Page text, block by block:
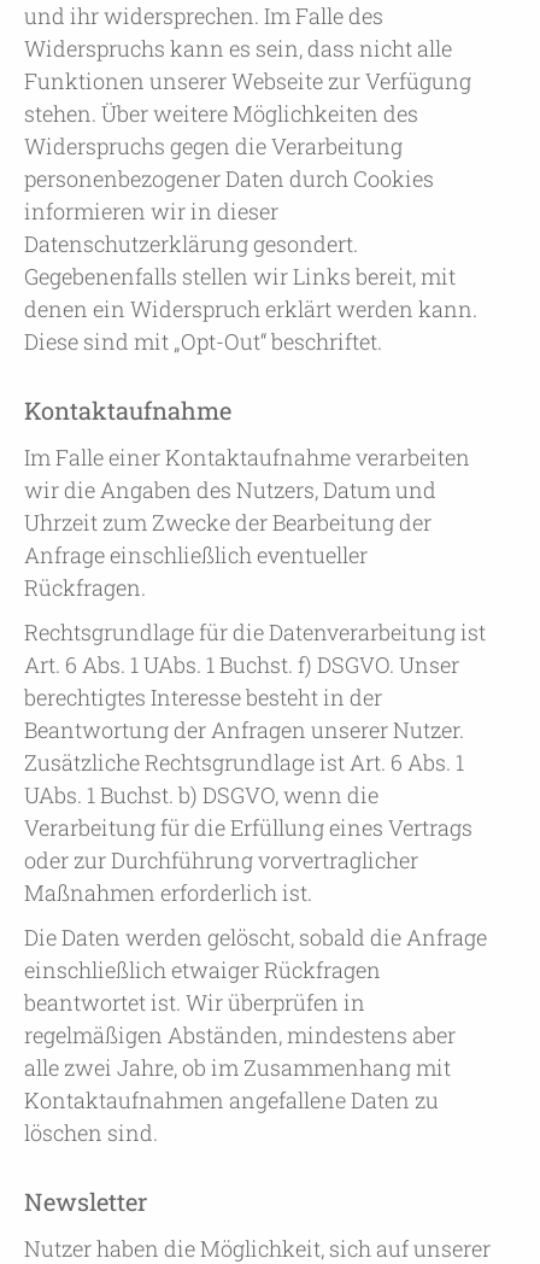
und ihr widersprechen. Im Falle des
Widerspruchs kann es sein, dass nicht alle
Funktionen unserer Webseite zur Verfügung
stehen. Über weitere Möglichkeiten des
Widerspruchs gegen die Verarbeitung
personenbezogener Daten durch Cookies
informieren wir in dieser
Datenschutzerklärung gesondert.
Gegebenenfalls stellen wir Links bereit, mit
denen ein Widerspruch erklärt werden kann.
Diese sind mit „Opt-Out“ beschriftet.
Kontaktaufnahme
Im Falle einer Kontaktaufnahme verarbeiten
wir die Angaben des Nutzers, Datum und
Uhrzeit zum Zwecke der Bearbeitung der
Anfrage einschließlich eventueller
Rückfragen.
Rechtsgrundlage für die Datenverarbeitung ist
Art. 6 Abs. 1 UAbs. 1 Buchst. f) DSGVO. Unser
berechtigtes Interesse besteht in der
Beantwortung der Anfragen unserer Nutzer.
Zusätzliche Rechtsgrundlage ist Art. 6 Abs. 1
UAbs. 1 Buchst. b) DSGVO, wenn die
Verarbeitung für die Erfüllung eines Vertrags
oder zur Durchführung vorvertraglicher
Maßnahmen erforderlich ist.
Die Daten werden gelöscht, sobald die Anfrage
einschließlich etwaiger Rückfragen
beantwortet ist. Wir überprüfen in
regelmäßigen Abständen, mindestens aber
alle zwei Jahre, ob im Zusammenhang mit
Kontaktaufnahmen angefallene Daten zu
löschen sind.
Newsletter
Nutzer haben die Möglichkeit, sich auf unserer